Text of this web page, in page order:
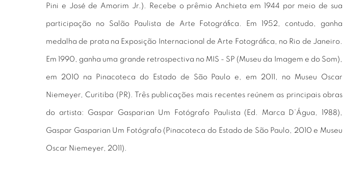
Pini e José de Amorim Jr.). Recebe o prêmio Anchieta em 1944 por meio de sua
participação no Salão Paulista de Arte Fotográfica. Em 1952, contudo, ganha
medalha de prata na Exposição Internacional de Arte Fotográfica, no Rio de Janeiro.
Em 1990, ganha uma grande retrospectiva no MIS - SP (Museu da Imagem e do Som),
em 2010 na Pinacoteca do Estado de São Paulo e, em 2011, no Museu Oscar
Niemeyer, Curitiba (PR). Três publicações mais recentes reúnem as principais obras
do artista: Gaspar Gasparian Um Fotógrafo Paulista (Ed. Marca D’Água, 1988),
Gaspar Gasparian Um Fotógrafo (Pinacoteca do Estado de São Paulo, 2010 e Museu
Oscar Niemeyer, 2011).